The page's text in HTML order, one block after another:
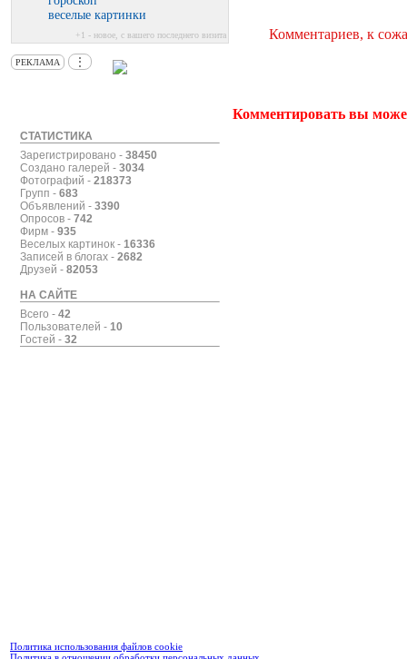
веселые картинки
+1 - новое, с вашего последнего визита
РЕКЛАМА ⋮
СТАТИСТИКА
Зарегистрировано - 38450
Создано галерей - 3034
Фотографий - 218373
Групп - 683
Объявлений - 3390
Опросов - 742
Фирм - 935
Веселых картинок - 16336
Записей в блогах - 2682
Друзей - 82053
НА САЙТЕ
Всего - 42
Пользователей - 10
Гостей - 32
Комментариев, к
Комментировать вы
Политика использования файлов cookie